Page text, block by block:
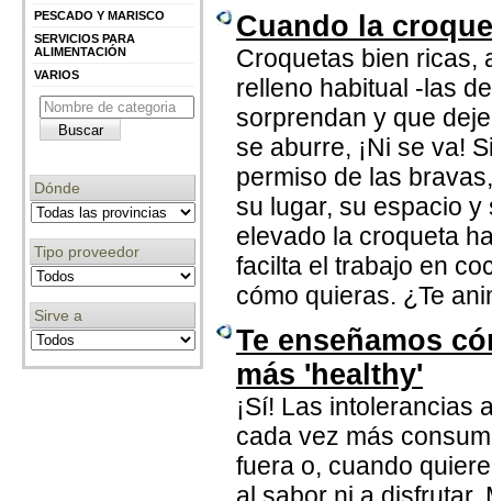
PESCADO Y MARISCO
SERVICIOS PARA
ALIMENTACIÓN
VARIOS
Dónde
Tipo proveedor
Sirve a
Cuando la
Croquetas bien ricas,
relleno habitual -las
sorprendan y que
se aburre, ¡Ni se va!
permiso de las
su lugar, su espacio
elevado la croqueta
facilta el trabajo en
cómo quieras. ¿Te
Te enseñamos
más 'healthy'
¡Sí! Las intolerancias
cada vez más
fuera o, cuando